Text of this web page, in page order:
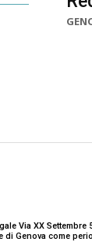
Via XX Settembre
Genova come